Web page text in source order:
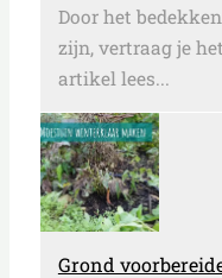
Door het
zijn, vertraag je
artikel lees...
Grond